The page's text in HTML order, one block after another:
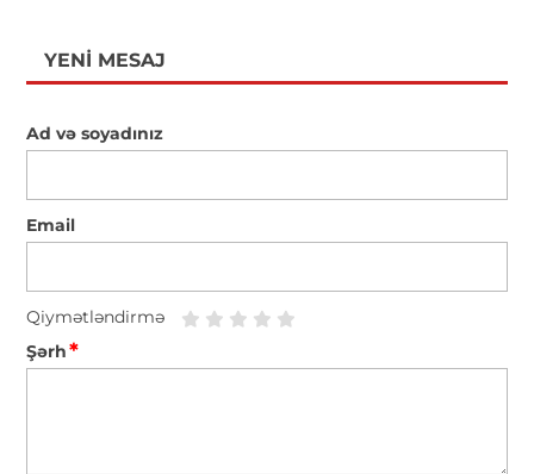
YENI MESAJ
Ad və soyadınız
Email
Qiymətləndirmə
Şərh*